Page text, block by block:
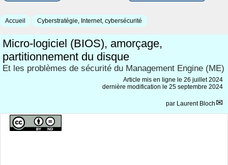
Accueil Cyberstratégie, Internet, cybersécurité
Micro-logiciel (BIOS), amorçage,
partitionnement du disque
Et les problèmes de sécurité du Management Engine (ME)
Article mis en ligne le 26 juillet 2024
dernière modification le 25 septembre 2024
par Laurent Bloch